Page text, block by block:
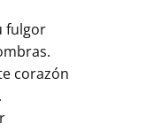
fulgor
corazón